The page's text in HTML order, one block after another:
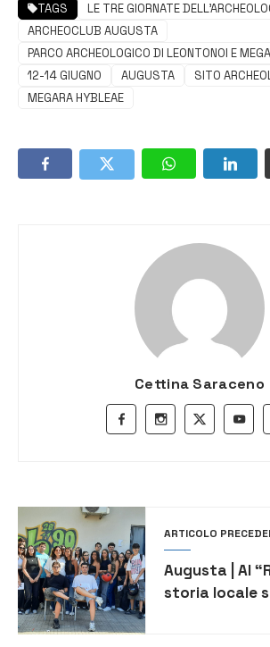
TAGS
LE TRE GIORNATE
ARCHEOCLUB AUGUSTA
PARCO ARCHEOLOGICO DI LEONTONOI E
12-14 GIUGNO
AUGUSTA
SITO
MEGARA HYBLEAE
Cettina Saraceno
ARTICOLO
Augusta | Al
storia locale